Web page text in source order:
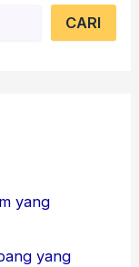
CARI
yang
yang